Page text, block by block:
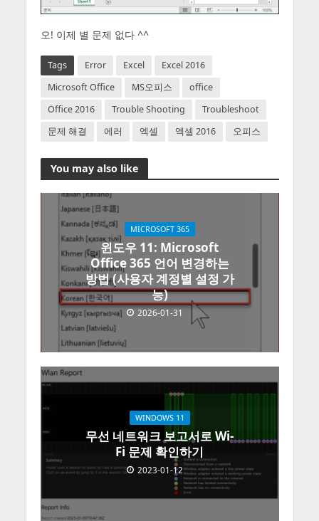
오! 이제 별 문제 없다 ^^
Tags Error Excel
Excel 2016
Microsoft Office
MS오피스
office
Office 2016
Trouble Shooting
Troubleshoot
문제 해결
에러 엑셀 엑셀 2016 오피스
You may also like
MICROSOFT 365
윈도우 11: Microsoft
Office 365 언어 변경하는
방법 (사용자 계정별 설정 가
능)
2026-01-31
WINDOWS 11
무선 네트워크 보고서로 Wi-
Fi 문제 확인하기
2023-01-12